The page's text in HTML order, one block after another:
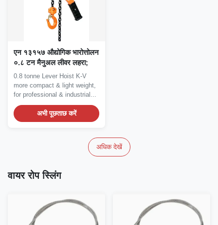
एन १३१५७ औद्योगिक भारोत्तोलन
०.८ टन मैनुअल लीवर लहरा;
0.8 tonne Lever Hoist K-V
more compact & light weight,
for professional & industrial...
अभी पूछताछ करें
अधिक देखें
वायर रोप स्लिंग